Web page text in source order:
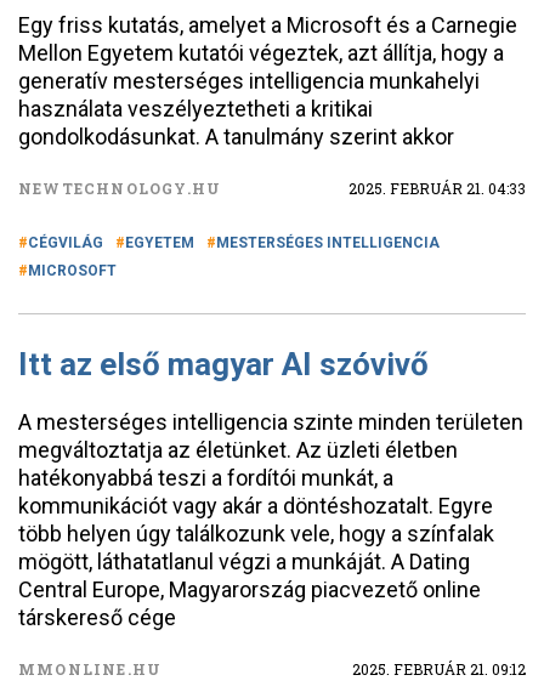
Egy friss kutatás, amelyet a Microsoft és a Carnegie
Mellon Egyetem kutatói végeztek, azt állítja, hogy a
generatív mesterséges intelligencia munkahelyi
használata veszélyeztetheti a kritikai
gondolkodásunkat. A tanulmány szerint akkor
NEWTECHNOLOGY.HU 2025. FEBRUÁR 21. 04:33
CÉGVILÁG EGYETEM
MESTERSÉGES INTELLIGENCIA
MICROSOFT
Itt az első magyar AI szóvivő
A mesterséges intelligencia szinte minden területen
megváltoztatja az életünket. Az üzleti életben
hatékonyabbá teszi a fordítói munkát, a
kommunikációt vagy akár a döntéshozatalt. Egyre
több helyen úgy találkozunk vele, hogy a színfalak
mögött, láthatatlanul végzi a munkáját. A Dating
Central Europe, Magyarország piacvezető online
társkereső cége
MMONLINE.HU 2025. FEBRUÁR 21. 09:12